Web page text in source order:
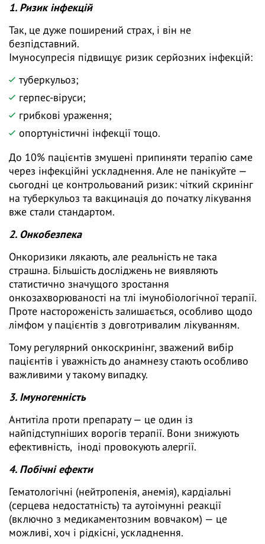
1. Ризик інфекцій
Так, це дуже поширений страх, і він не
безпідставний.
Імуносупресія підвищує ризик серйозних інфекцій:
туберкульоз;
герпес-віруси;
грибкові ураження;
опортуністичні інфекції тощо.
До 10% пацієнтів змушені припиняти терапію саме
через інфекційні ускладнення. Але не панікуйте —
сьогодні це контрольований ризик: чіткий скринінг
на туберкульоз та вакцинація до початку лікування
вже стали стандартом.
2. Онкобезпека
Онкоризики лякають, але реальність не така
страшна. Більшість досліджень не виявляють
статистично значущого зростання
онкозахворюваності на тлі імунобіологічної терапії.
Проте настороженість залишається, особливо щодо
лімфом у пацієнтів з довготривалим лікуванням.
Тому регулярний онкоскринінг, зважений вибір
пацієнтів і уважність до анамнезу стають особливо
важливими у такому випадку.
3. Імуногенність
Антитіла проти препарату — це один із
найпідступніших ворогів терапії. Вони знижують
ефективність, іноді провокують алергії.
4. Побічні ефекти
Гематологічні (нейтропенія, анемія), кардіальні
(серцева недостатність) та аутоімунні реакції
(включно з медикаментозним вовчаком) — це
можливі, хоч і рідкісні, ускладнення.